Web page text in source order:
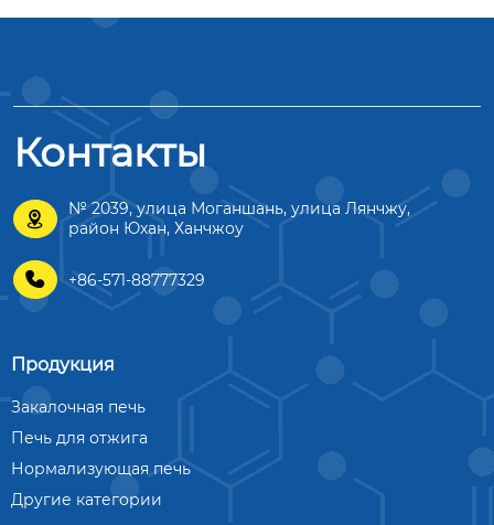
Контакты

№ 2039, улица Моганшань, улица Лянчжу,
район Юхан, Ханчжоу
 +86-571-88777329
Продукция
Закалочная печь
Печь для отжига
Нормализующая печь
Другие категории